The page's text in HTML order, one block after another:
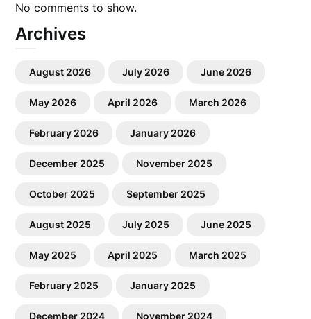
No comments to show.
Archives
August 2026 July 2026 June 2026
May 2026 April 2026 March 2026
February 2026 January 2026
December 2025 November 2025
October 2025 September 2025
August 2025 July 2025 June 2025
May 2025 April 2025 March 2025
February 2025 January 2025
December 2024 November 2024